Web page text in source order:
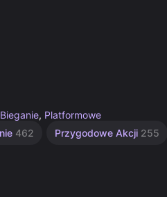
Bieganie, Platformowe
462 Przygodowe Akcji 255